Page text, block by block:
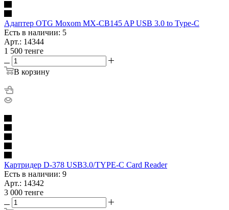
Адаптер OTG Moxom MX-CB145 AP USB 3.0 to Type-C
Есть в наличии: 5
Арт.: 14344
1 500 тенге
В корзину
Картридер D-378 USB3.0/TYPE-C Card Reader
Есть в наличии: 9
Арт.: 14342
3 000 тенге